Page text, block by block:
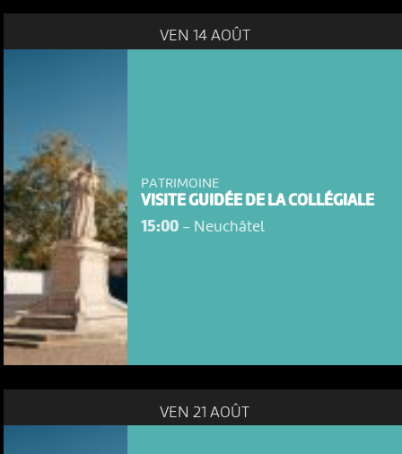
NOUS UTILISONS DES COOKIES
En poursuivant votre navigation sur le culturoscoPe site vous
consentez à l’utilisation de cookies. Les cookies nous
permettent d'analyser le trafic, d’affiner les contenus mis à
VEN 14 AOÛT
PATRIMOINE
VISITE GUIDÉE DE LA COLLÉGIALE
15:00- Neuchâtel
VEN 21 AOÛT